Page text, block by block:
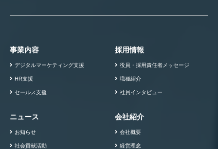
事業内容
デジタルマーケティング支援
HR支援
セールス支援
採用情報
役員・採用責任者メッセージ
職種紹介
社員インタビュー
ニュース
お知らせ
社会貢献活動
会社紹介
会社概要
経営理念